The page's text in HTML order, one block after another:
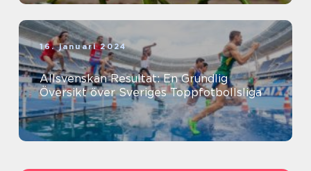
16. januari 2024
Allsvenskan Resultat: En Grundlig
Översikt över Sveriges Toppfotbollsliga